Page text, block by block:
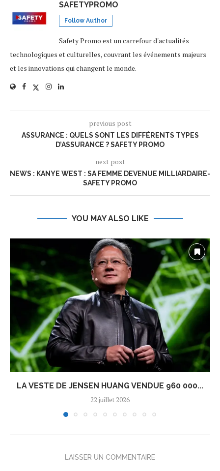
SAFETYPROMO
Follow Author
Safety Promo est un carrefour d'actualités
technologiques et culturelles, couvrant les événements majeurs
et les innovations qui changent le monde.
previous post
ASSURANCE : QUELS SONT LES DIFFÉRENTS TYPES
D’ASSURANCE ? SAFETY PROMO
next post
NEWS : KANYE WEST : SA FEMME DEVENUE MILLIARDAIRE-
SAFETY PROMO
YOU MAY ALSO LIKE
LA VESTE DE JENSEN HUANG VENDUE 960 000...
22 juillet 2026
LAISSER UN COMMENTAIRE